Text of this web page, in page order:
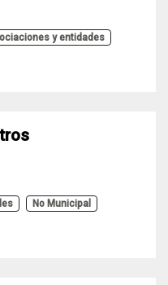
y entidades
No Municipal